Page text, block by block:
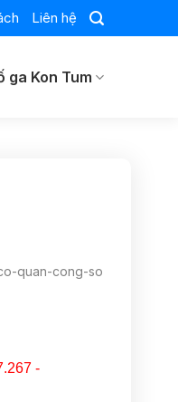
Liên hệ
ga Kon Tum
quan-cong-so
-